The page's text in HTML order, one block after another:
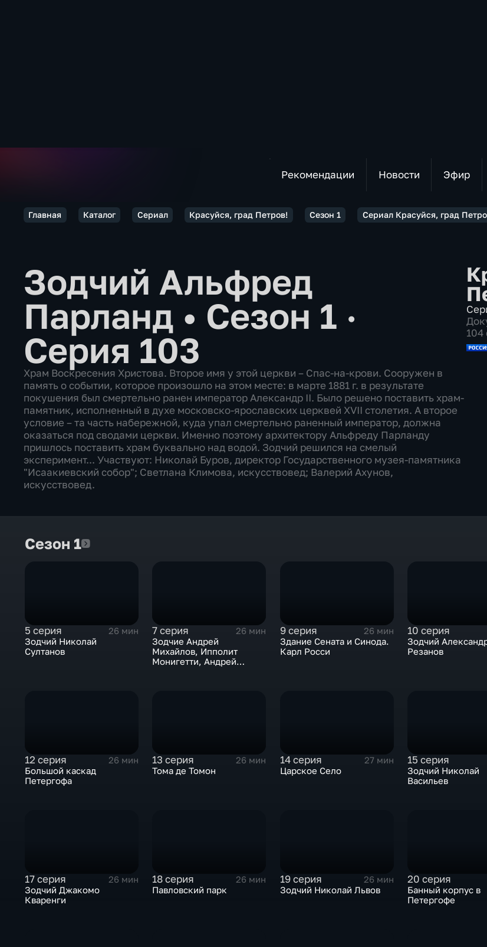
Рекомендации Новости Эфир
Главная Каталог Сериал Красуйся, град Петров! Сезон 1 Сериал Красуйся, град
Зодчий Альфред
Парланд • Сезон 1 ·
Серия 103
Храм Воскресения Христова. Второе имя у этой церкви – Спас-на-крови. Сооружен в
память о событии, которое произошло на этом месте: в марте 1881 г. в результате
покушения был смертельно ранен император Александр II. Было решено поставить храм-
памятник, исполненный в духе московско-ярославских церквей XVII столетия. А второе
условие – та часть набережной, куда упал смертельно раненный император, должна
оказаться под сводами церкви. Именно поэтому архитектору Альфреду Парланду
пришлось поставить храм буквально над водой. Зодчий решился на смелый
эксперимент... Участвуют: Николай Буров, директор Государственного музея-памятника
"Исаакиевский собор"; Светлана Климова, искусствовед; Валерий Ахунов,
искусствовед.
104
Сезон 1Сезон 1
5 серия
26 мин
Зодчий Николай
Султанов
7 серия
26 мин
Зодчие Андрей
Михайлов, Ипполит
Монигетти, Андрей
9 серия
26 мин
Здание Сената и Синода.
Карл Росси
10 серия
Зодчий
Резанов
12 серия
26 мин
Большой каскад
Петергофа
13 серия
26 мин
Тома де Томон
14 серия
27 мин
Царское Село
15 серия
Зодчий Николай
Васильев
17 серия
26 мин
Зодчий Джакомо
Кваренги
18 серия
26 мин
Павловский парк
19 серия
26 мин
Зодчий Николай Львов
20 серия
Банный корпус в
Петергофе